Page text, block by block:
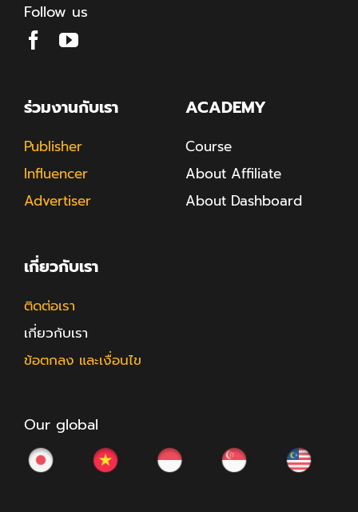
Follow us
ร่วมงานกับเรา
Publisher
Influencer
Advertiser
ACADEMY
Course
About Affiliate
About Dashboard
เกี่ยวกับเรา
ติดต่อเรา
เกี่ยวกับเรา
ข้อตกลง และเงื่อนไข
Our global